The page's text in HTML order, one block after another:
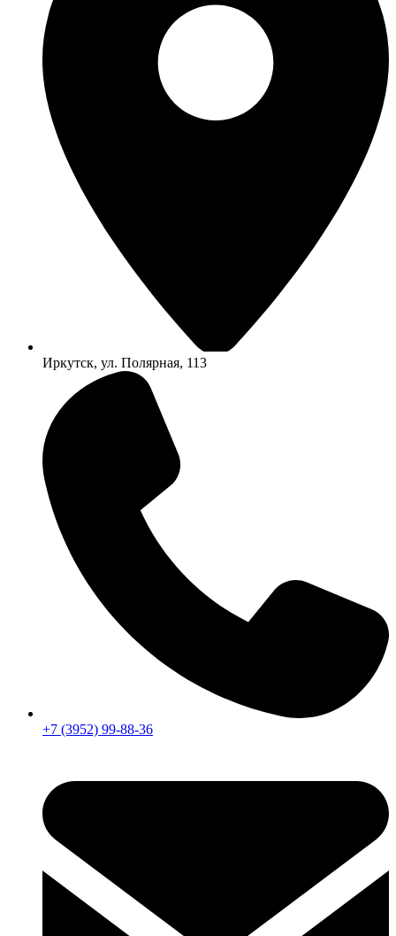
Иркутск, ул. Полярная, 113
+7 (3952) 99-88-36